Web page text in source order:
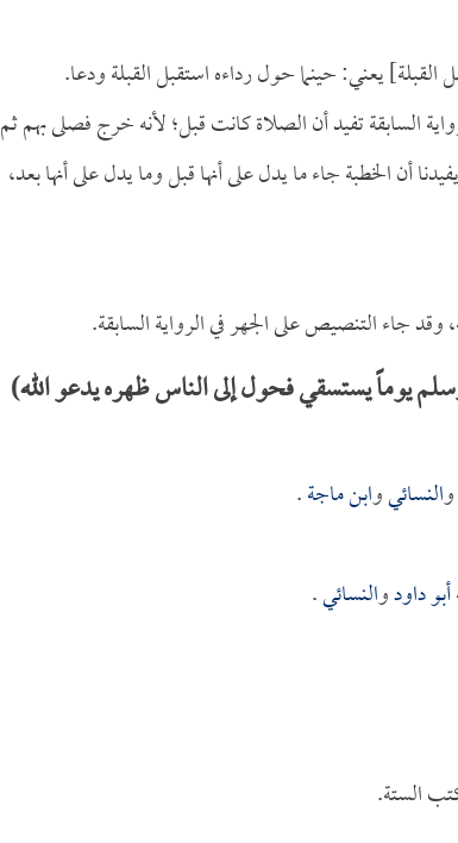
يعني: حينما حول رداءه استقبل القبلة ودعا.
السابقة تفيد أن الصلاة كانت قبل؛ لأنه خرج فصلى بهم ثم
أن الخطبة جاء ما يدل على أنها قبل وما يدل على أنها بعد،
وقد جاء التنصيص على الجهر في الرواية السابقة.
يوماً يستسقي فحول إلى الناس ظهره يدعو الله)
والنسائيوابن ماجة.
أبو داودوالنسائي.
الستة.